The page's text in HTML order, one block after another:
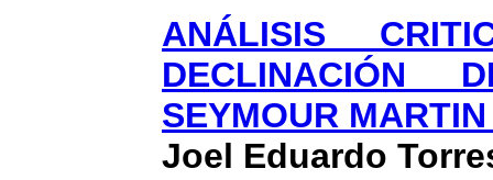
ANÁLISIS
DECLINACIÓN
SEYMOUR
Joel Eduardo